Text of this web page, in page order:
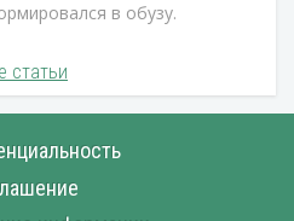
в обузу.
статьи